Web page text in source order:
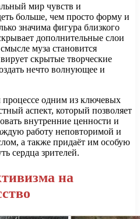
мир чувств и
больше, чем просто форму и
значима фигура близкого
дополнительные слои
муза становится
скрытые творческие
нечто волнующее и
процессе одним из ключевых
аспект, который позволяет
внутренние ценности и
работу неповторимой и
а также придаёт им особую
сердца зрителей.
на